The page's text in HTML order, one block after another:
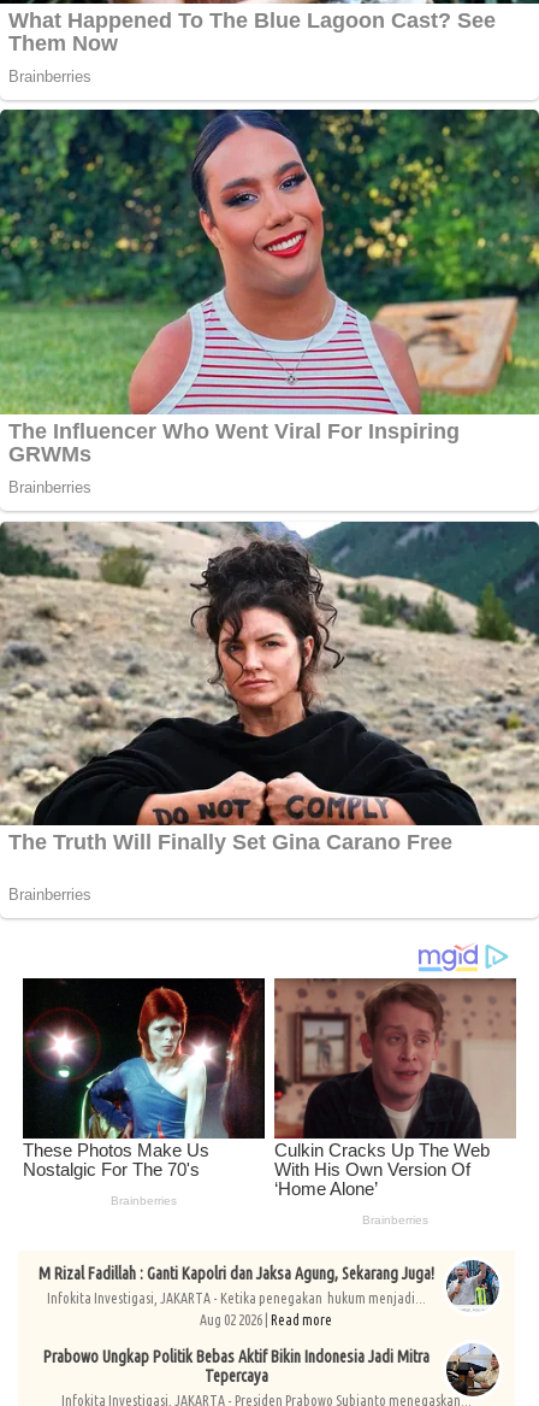
M Rizal Fadillah : Ganti Kapolri dan Jaksa Agung, Sekarang Juga!
Infokita Investigasi, JAKARTA - Ketika penegakan hukum menjadi...
Aug 02 2026 | Read more
Prabowo Ungkap Politik Bebas Aktif Bikin Indonesia Jadi Mitra
Tepercaya
Infokita Investigasi, JAKARTA - Presiden Prabowo Subianto menegaskan...